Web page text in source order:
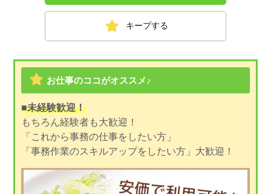
キープする
お仕事のココがオススメ♪
■未経験歓迎！
もちろん経験者も大歓迎！
「これから事務の仕事をしたい方」
「事務作業のスキルアップをしたい方」大歓迎！